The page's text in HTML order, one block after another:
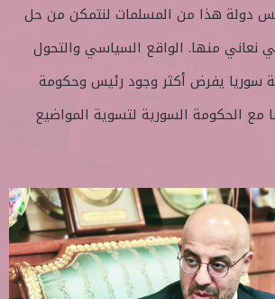
دولة هذا من المسلمات لنتمكن من حل
نعاني منها. الواقع السياسي والتحول
سوريا يفرض أكثر وجود رئيس وحكومة
مع الحكومة السورية لتسوية المواضيع